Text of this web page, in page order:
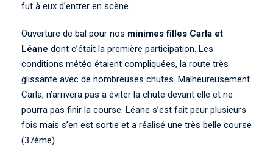
fut à eux d’entrer en scène.
Ouverture de bal pour nos minimes filles Carla et
Léane dont c’était la première participation. Les
conditions météo étaient compliquées, la route très
glissante avec de nombreuses chutes. Malheureusement
Carla, n’arrivera pas a éviter la chute devant elle et ne
pourra pas finir la course. Léane s’est fait peur plusieurs
fois mais s’en est sortie et a réalisé une très belle course
(37ème).